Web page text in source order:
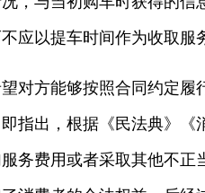
应以提车时间作为收取服
方能够按照合同约定履
指出，根据《民法典》《
务费用或者采取其他不正